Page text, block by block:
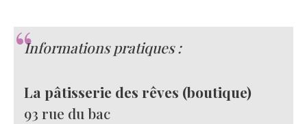
Informations pratiques :
La pâtisserie des rêves (boutique)
93 rue du bac